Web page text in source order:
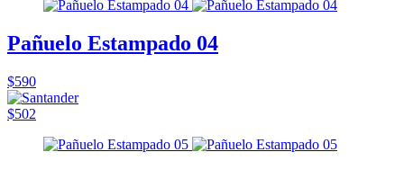
Pañuelo Estampado 04
$590
$502